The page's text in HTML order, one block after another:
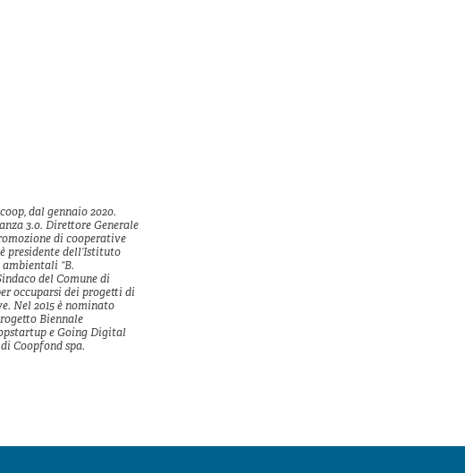
dal gennaio 2020.
3.0. Direttore Generale
di cooperative
presidente dell’Istituto
“B.
del Comune di
occuparsi dei progetti di
Nel 2015 è nominato
Biennale
e Going Digital
Coopfond spa.